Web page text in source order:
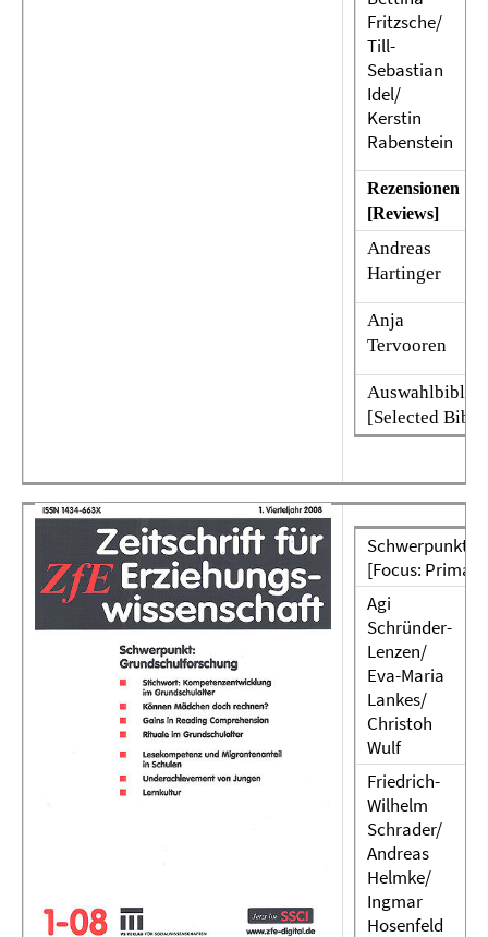
Fritzsche/
Till-
Sebastian
Idel/
Kerstin
Rabenstein
Rezensionen
[Reviews]
Andreas
Hartinger
Anja
Tervooren
[Selected
Schwerpunkt:
[Focus:
Agi
Schründer-
Lenzen/
Eva-Maria
Lankes/
Christoh
Wulf
Friedrich-
Wilhelm
Schrader/
Andreas
Helmke/
Ingmar
Hosenfeld